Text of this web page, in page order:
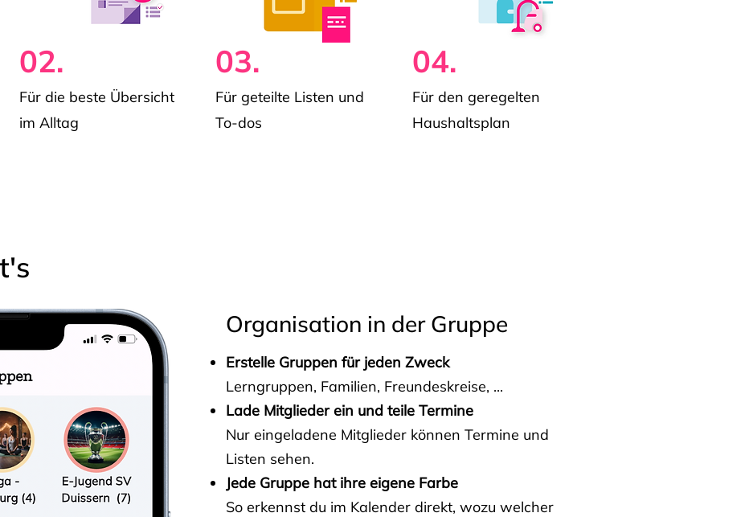
02.
Für die beste Übersicht
im Alltag
03.
Für geteilte Listen und
To-dos
04.
Für den geregelten
Haushaltsplan
Organisation in der Gruppe
Erstelle Gruppen für jeden Zweck
Lerngruppen, Familien, Freundeskreise, ...
Lade Mitglieder ein und teile Termine
Nur eingeladene Mitglieder können Termine und
Listen sehen.
Jede Gruppe hat ihre eigene Farbe
So erkennst du im Kalender direkt, wozu welcher